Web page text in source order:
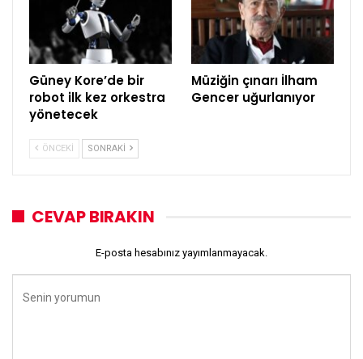
Güney Kore’de bir
robot ilk kez orkestra
yönetecek
Müziğin çınarı İlham
Gencer uğurlanıyor
ÖNCEKI SONRAKI
CEVAP BIRAKIN
E-posta hesabınız yayımlanmayacak.